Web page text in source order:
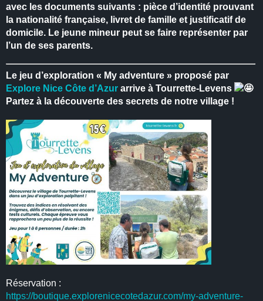
avec les documents suivants : pièce d’identité prouvant
la nationalité française, livret de famille et justificatif de
domicile. Le jeune mineur peut se faire représenter par
l’un de ses parents.
Le jeu d’exploration « My adventure » proposé par
Explore Nice Côte d’Azur arrive à Tourrette-Levens
Partez à la découverte des secrets de notre village !
Réservation :
https://boutique.explorenicecotedazur.com/my-adventure-